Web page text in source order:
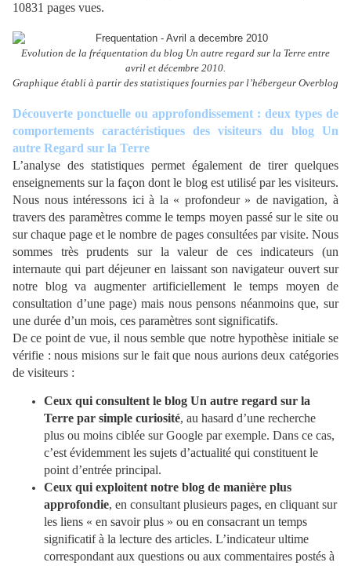
10831 pages vues.
Evolution de la fréquentation du blog Un autre regard sur la Terre entre
avril et décembre 2010.
Graphique établi à partir des statistiques fournies par l’hébergeur Overblog
Découverte ponctuelle ou approfondissement : deux types de
comportements caractéristiques des visiteurs du blog Un
autre Regard sur la Terre
L’analyse des statistiques permet également de tirer quelques
enseignements sur la façon dont le blog est utilisé par les visiteurs.
Nous nous intéressons ici à la « profondeur » de navigation, à
travers des paramètres comme le temps moyen passé sur le site ou
sur chaque page et le nombre de pages consultées par visite. Nous
sommes très prudents sur la valeur de ces indicateurs (un
internaute qui part déjeuner en laissant son navigateur ouvert sur
notre blog va augmenter artificiellement le temps moyen de
consultation d’une page) mais nous pensons néanmoins que, sur
une durée d’un mois, ces paramètres sont significatifs.
De ce point de vue, il nous semble que notre hypothèse initiale se
vérifie : nous misions sur le fait que nous aurions deux catégories
de visiteurs :
Ceux qui consultent le blog Un autre regard sur la
Terre par simple curiosité, au hasard d’une recherche
plus ou moins ciblée sur Google par exemple. Dans ce cas,
c’est évidemment les sujets d’actualité qui constituent le
point d’entrée principal.
Ceux qui exploitent notre blog de manière plus
approfondie, en consultant plusieurs pages, en cliquant sur
les liens « en savoir plus » ou en consacrant un temps
significatif à la lecture des articles. L’indicateur ultime
correspondant aux questions ou aux commentaires postés à